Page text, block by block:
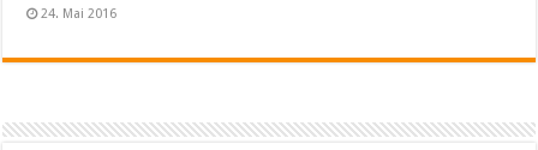
24. Mai 2016